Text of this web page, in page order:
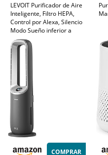
LEVOIT Purificador de Aire
Inteligente, Filtro HEPA,
Control por Alexa, Silencio
Modo Sueño inferior a
24dB, Elimina 99,97% de
Alergia Polen Olor y Caspa
de Mascota,Blanco
COMPRAR